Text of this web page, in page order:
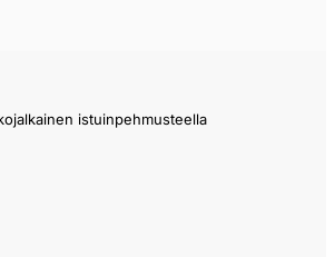
istuinpehmusteella